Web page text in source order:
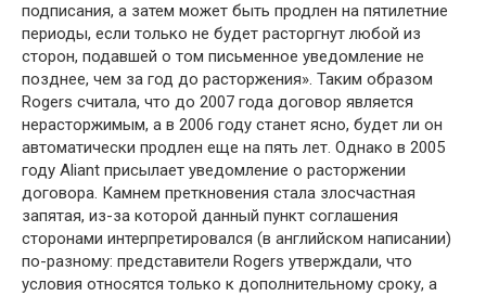
подписания, а затем может быть продлен на пятилетние
периоды, если только не будет расторгнут любой из
сторон, подавшей о том письменное уведомление не
позднее, чем за год до расторжения». Таким образом
Rogers считала, что до 2007 года договор является
нерасторжимым, а в 2006 году станет ясно, будет ли он
автоматически продлен еще на пять лет. Однако в 2005
году Aliant присылает уведомление о расторжении
договора. Камнем преткновения стала злосчастная
запятая, из-за которой данный пункт соглашения
сторонами интерпретировался (в английском написании)
по-разному: представители Rogers утверждали, что
условия относятся только к дополнительному сроку, а